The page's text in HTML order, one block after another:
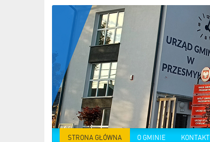
STRONA GŁÓWNA O GMINIE KONTAKT